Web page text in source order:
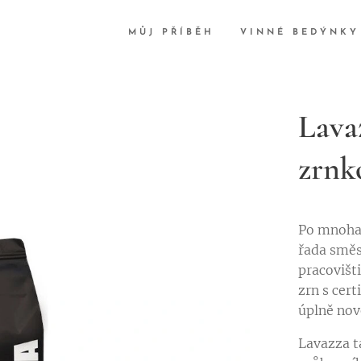
MŮJ PŘÍBĚH VINNÉ BEDÝNKY
Po
řada
zrn s
úplně
Lavazza